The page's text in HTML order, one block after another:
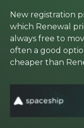
New registration
which Renewal
always free to
often a good
cheaper than